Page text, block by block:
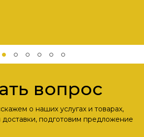
вопрос
о наших услугах и товарах,
доставки, подготовим предложение